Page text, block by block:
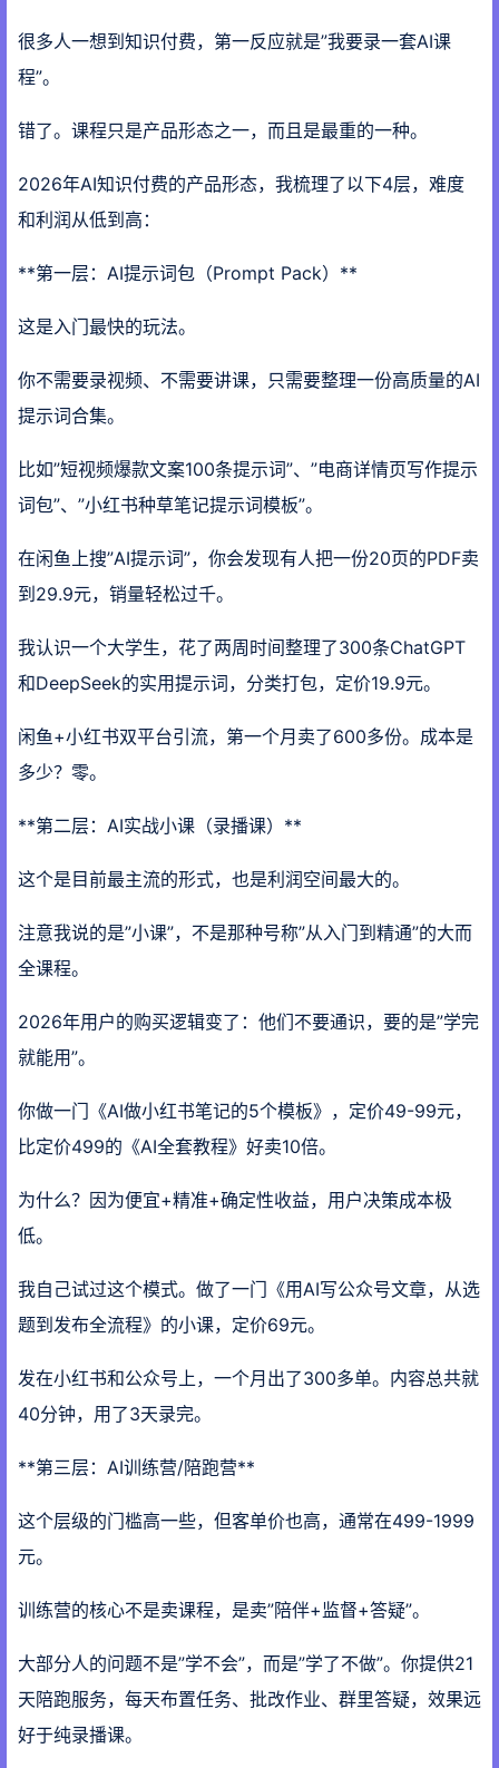
很多人一想到知识付费，第一反应就是”我要录一套AI课
程”。
错了。课程只是产品形态之一，而且是最重的一种。
2026年AI知识付费的产品形态，我梳理了以下4层，难度
和利润从低到高：
**第一层：AI提示词包（Prompt Pack）**
这是入门最快的玩法。
你不需要录视频、不需要讲课，只需要整理一份高质量的AI
提示词合集。
比如”短视频爆款文案100条提示词”、”电商详情页写作提示
词包”、”小红书种草笔记提示词模板”。
在闲鱼上搜”AI提示词”，你会发现有人把一份20页的PDF卖
到29.9元，销量轻松过千。
我认识一个大学生，花了两周时间整理了300条ChatGPT
和DeepSeek的实用提示词，分类打包，定价19.9元。
闲鱼+小红书双平台引流，第一个月卖了600多份。成本是
多少？零。
**第二层：AI实战小课（录播课）**
这个是目前最主流的形式，也是利润空间最大的。
注意我说的是”小课”，不是那种号称”从入门到精通”的大而
全课程。
2026年用户的购买逻辑变了：他们不要通识，要的是”学完
就能用”。
你做一门《AI做小红书笔记的5个模板》，定价49-99元，
比定价499的《AI全套教程》好卖10倍。
为什么？因为便宜+精准+确定性收益，用户决策成本极
低。
我自己试过这个模式。做了一门《用AI写公众号文章，从选
题到发布全流程》的小课，定价69元。
发在小红书和公众号上，一个月出了300多单。内容总共就
40分钟，用了3天录完。
**第三层：AI训练营/陪跑营**
这个层级的门槛高一些，但客单价也高，通常在499-1999
元。
训练营的核心不是卖课程，是卖”陪伴+监督+答疑”。
大部分人的问题不是”学不会”，而是”学了不做”。你提供21
天陪跑服务，每天布置任务、批改作业、群里答疑，效果远
好于纯录播课。